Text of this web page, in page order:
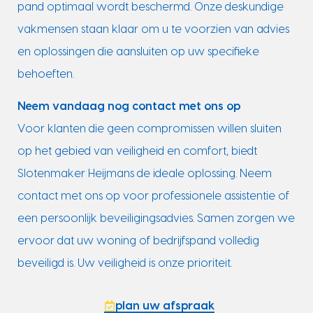
pand optimaal wordt beschermd. Onze deskundige
vakmensen staan klaar om u te voorzien van advies
en oplossingen die aansluiten op uw specifieke
behoeften.
Neem vandaag nog contact met ons op
Voor klanten die geen compromissen willen sluiten
op het gebied van veiligheid en comfort, biedt
Slotenmaker Heijmans de ideale oplossing. Neem
contact met ons op voor professionele assistentie of
een persoonlijk beveiligingsadvies. Samen zorgen we
ervoor dat uw woning of bedrijfspand volledig
beveiligd is. Uw veiligheid is onze prioriteit.
plan uw afspraak